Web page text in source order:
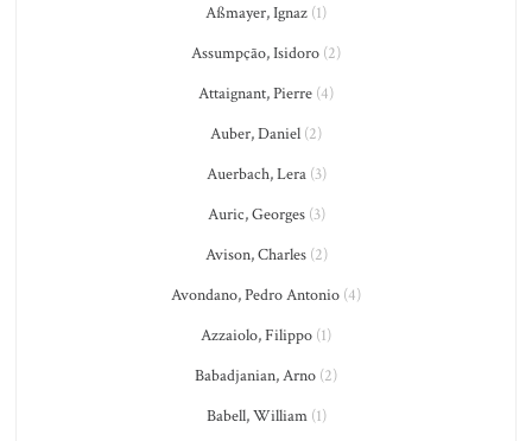
Aßmayer, Ignaz (1)
Assumpção, Isidoro (2)
Attaignant, Pierre (4)
Auber, Daniel (2)
Auerbach, Lera(3)
Auric, Georges(3)
Avison, Charles(2)
Avondano, Pedro Antonio (4)
Azzaiolo, Filippo (1)
Babadjanian, Arno (2)
Babell, William(1)